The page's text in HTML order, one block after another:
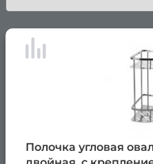
Полочка угловая